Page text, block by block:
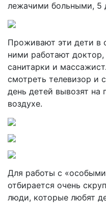
лежачими больными, 5
Проживают эти дети в
ними работают
санитарки и
смотреть телевизор и
день детей вывозят на
воздухе.
Для работы с
отбирается очень
люди, которые любят